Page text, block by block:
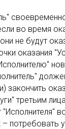
во время
не будут
оказания
закончить
третьим
потребовать